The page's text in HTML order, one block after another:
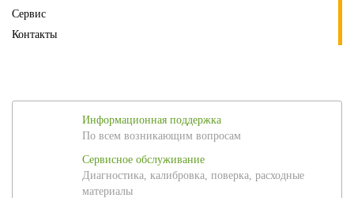
Сервис
Контакты
Информационная поддержка
По всем возникающим вопросам
Сервисное обслуживание
Диагностика, калибровка, поверка, расходные
материалы